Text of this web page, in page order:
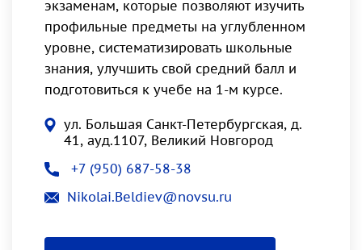
экзаменам, которые позволяют изучить
профильные предметы на углубленном
уровне, систематизировать школьные
знания, улучшить свой средний балл и
подготовиться к учебе на 1-м курсе.
ул. Большая Санкт-Петербургская, д.
41, ауд.1107, Великий Новгород
+7 (950) 687-58-38
Nikolai.Beldiev@novsu.ru